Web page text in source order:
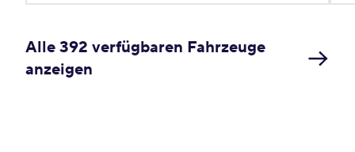
Alle 392 verfügbaren Fahrzeuge
anzeigen